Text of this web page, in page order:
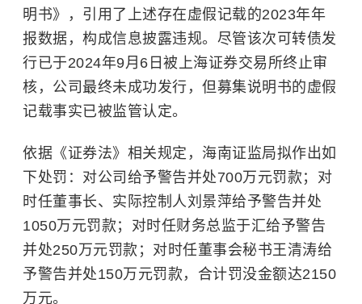
明书》，引用了上述存在虚假记载的2023年年
报数据，构成信息披露违规。尽管该次可转债发
行已于2024年9月6日被上海证券交易所终止审
核，公司最终未成功发行，但募集说明书的虚假
记载事实已被监管认定。
依据《证券法》相关规定，海南证监局拟作出如
下处罚：对公司给予警告并处700万元罚款；对
时任董事长、实际控制人刘景萍给予警告并处
1050万元罚款；对时任财务总监于汇给予警告
并处250万元罚款；对时任董事会秘书王清涛给
予警告并处150万元罚款，合计罚没金额达2150
万元。